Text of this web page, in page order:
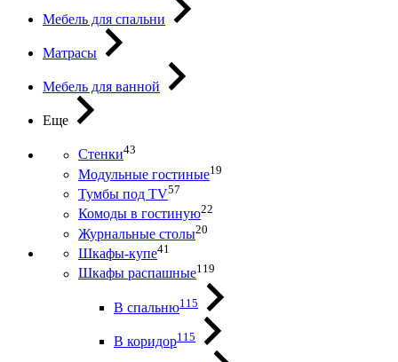
Мебель для спальни
Матрасы
Мебель для ванной
Еще
Стенки43
Модульные гостиные19
Тумбы под ТV57
Комоды в гостиную22
Журнальные столы20
Шкафы-купе41
Шкафы распашные119
В спальню115
В коридор115